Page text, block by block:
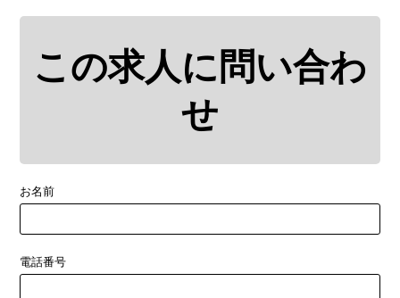
この求人に問い合わ
せ
お名前
電話番号